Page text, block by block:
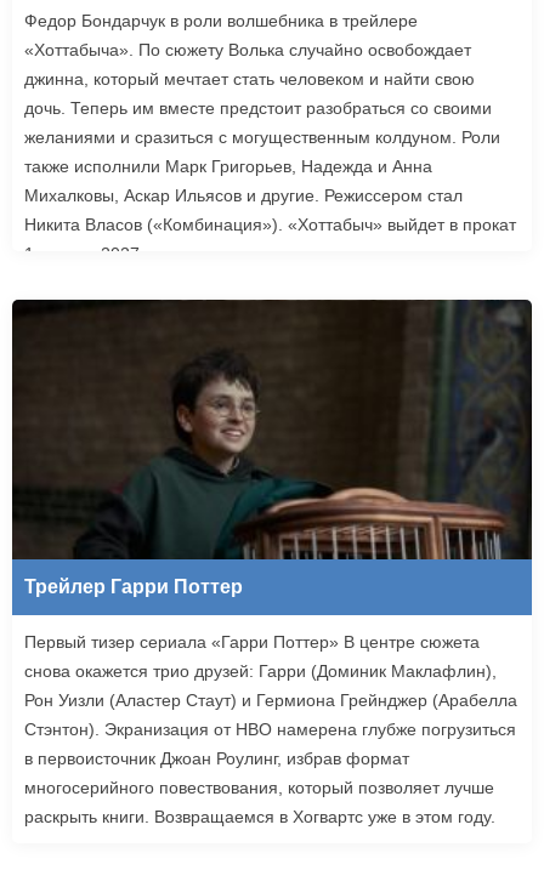
Федор Бондарчук в роли волшебника в трейлере
«Хоттабыча». По сюжету Волька случайно освобождает
джинна, который мечтает стать человеком и найти свою
дочь. Теперь им вместе предстоит разобраться со своими
желаниями и сразиться с могущественным колдуном. Роли
также исполнили Марк Григорьев, Надежда и Анна
Михалковы, Аскар Ильясов и другие. Режиссером стал
Никита Власов («Комбинация»). «Хоттабыч» выйдет в прокат
1 января 2027 года.
Трейлер Гарри Поттер
Первый тизер сериала «Гарри Поттер» В центре сюжета
снова окажется трио друзей: Гарри (Доминик Маклафлин),
Рон Уизли (Аластер Стаут) и Гермиона Грейнджер (Арабелла
Стэнтон). Экранизация от HBO намерена глубже погрузиться
в первоисточник Джоан Роулинг, избрав формат
многосерийного повествования, который позволяет лучше
раскрыть книги. Возвращаемся в Хогвартс уже в этом году.